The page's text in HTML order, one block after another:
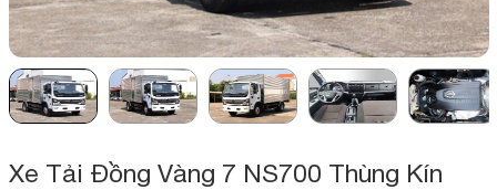
Xe Tải Đồng Vàng 7 NS700 Thùng Kín